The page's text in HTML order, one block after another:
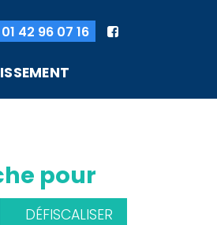
01 42 96 07 16
pour
DÉFISCALISER